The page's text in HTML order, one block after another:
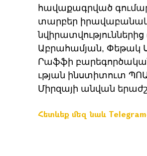
հավաքագրված
տարբեր
Աբրահամյան, Փեթակ
Րաֆֆի
ւթյան ինստիտուտ
Միրզայի անվան
Հետևեք մեզ նաև